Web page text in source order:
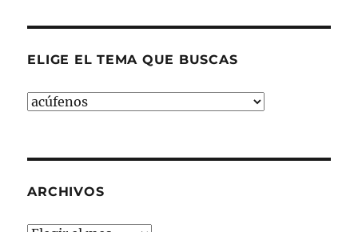
o
k
k
ir
ELIGE EL TEMA QUE BUSCAS
ELIGE
BUSCAS
ARCHIVOS